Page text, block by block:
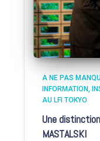
A NE PAS
INFORMATION
AU LFI TOKYO
Une
MASTALSKI